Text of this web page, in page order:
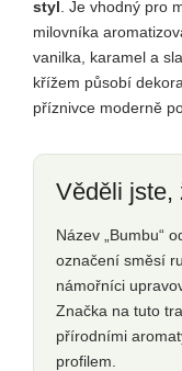
styl . Je vhodný pro
milovníka
vanilka, karamel a
křížem působí
příznivce moderně
Věděli
Název „Bumbu“
označení směsí
námořníci
Značka na tuto
přírodními
profilem.